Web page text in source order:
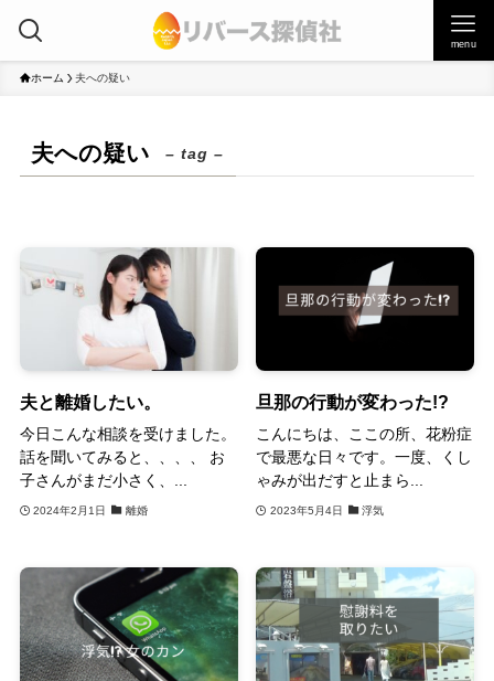
menu
ホーム 夫への疑い
夫への疑い – tag –
夫と離婚したい。
今日こんな相談を受けました。
話を聞いてみると、、、、 お
子さんがまだ小さく、...
2024年2月1日 離婚
旦那の行動が変わった!?
こんにちは、ここの所、花粉症
で最悪な日々です。一度、くし
ゃみが出だすと止まら...
2023年5月4日 浮気